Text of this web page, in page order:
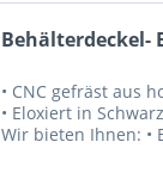
Behälterdeckel-
• CNC gefräst aus
• Eloxiert in
Wir bieten Ihnen: •